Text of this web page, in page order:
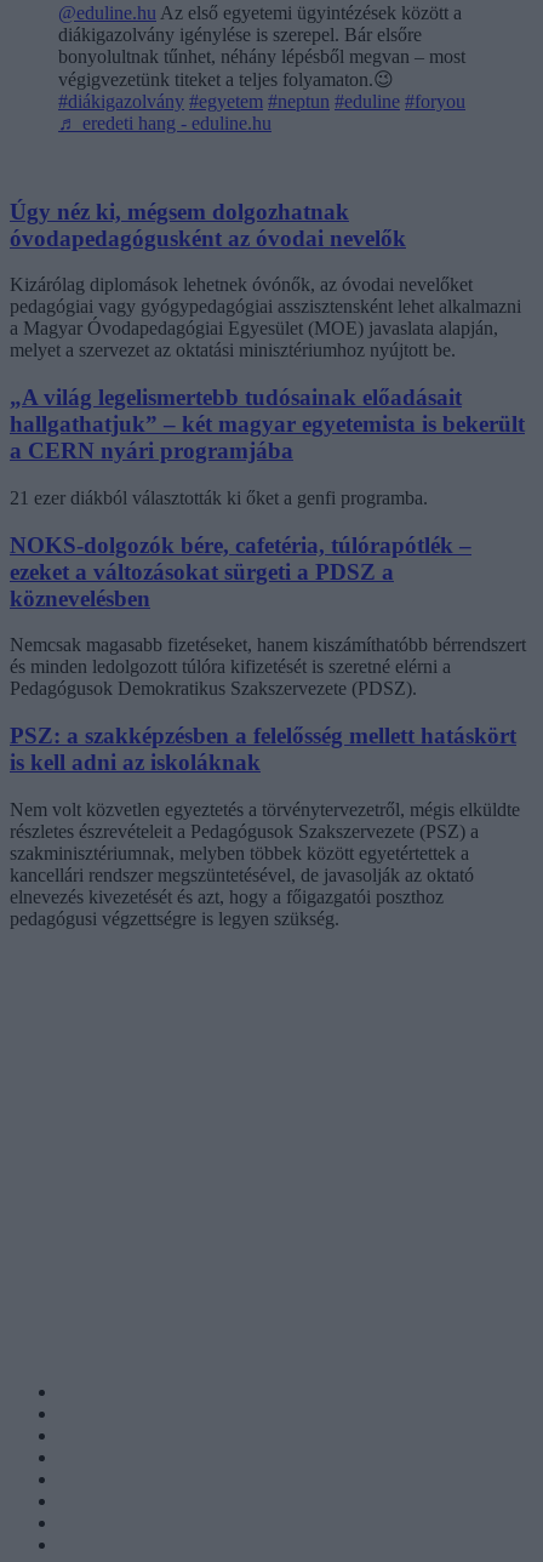
@eduline.hu Az első egyetemi ügyintézések között a
diákigazolvány igénylése is szerepel. Bár elsőre
bonyolultnak tűnhet, néhány lépésből megvan – most
végigvezetünk titeket a teljes folyamaton.😉
#diákigazolvány #egyetem #neptun #eduline #foryou
♬ eredeti hang - eduline.hu
Úgy néz ki, mégsem dolgozhatnak
óvodapedagógusként az óvodai nevelők
Kizárólag diplomások lehetnek óvónők, az óvodai nevelőket
pedagógiai vagy gyógypedagógiai asszisztensként lehet alkalmazni
a Magyar Óvodapedagógiai Egyesület (MOE) javaslata alapján,
melyet a szervezet az oktatási minisztériumhoz nyújtott be.
„A világ legelismertebb tudósainak előadásait
hallgathatjuk” – két magyar egyetemista is bekerült
a CERN nyári programjába
21 ezer diákból választották ki őket a genfi programba.
NOKS-dolgozók bére, cafetéria, túlórapótlék –
ezeket a változásokat sürgeti a PDSZ a
köznevelésben
Nemcsak magasabb fizetéseket, hanem kiszámíthatóbb bérrendszert
és minden ledolgozott túlóra kifizetését is szeretné elérni a
Pedagógusok Demokratikus Szakszervezete (PDSZ).
PSZ: a szakképzésben a felelősség mellett hatáskört
is kell adni az iskoláknak
Nem volt közvetlen egyeztetés a törvénytervezetről, mégis elküldte
részletes észrevételeit a Pedagógusok Szakszervezete (PSZ) a
szakminisztériumnak, melyben többek között egyetértettek a
kancellári rendszer megszüntetésével, de javasolják az oktató
elnevezés kivezetését és azt, hogy a főigazgatói poszthoz
pedagógusi végzettségre is legyen szükség.